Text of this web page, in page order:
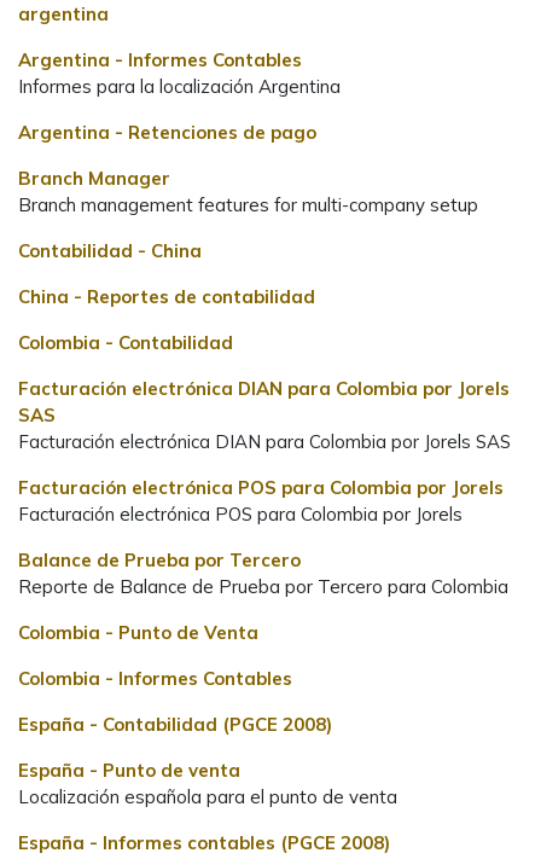
argentina
Argentina - Informes Contables
Informes para la localización Argentina
Argentina - Retenciones de pago
Branch Manager
Branch management features for multi-company setup
Contabilidad - China
China - Reportes de contabilidad
Colombia - Contabilidad
Facturación electrónica DIAN para Colombia por Jorels
SAS
Facturación electrónica DIAN para Colombia por Jorels SAS
Facturación electrónica POS para Colombia por Jorels
Facturación electrónica POS para Colombia por Jorels
Balance de Prueba por Tercero
Reporte de Balance de Prueba por Tercero para Colombia
Colombia - Punto de Venta
Colombia - Informes Contables
España - Contabilidad (PGCE 2008)
España - Punto de venta
Localización española para el punto de venta
España - Informes contables (PGCE 2008)